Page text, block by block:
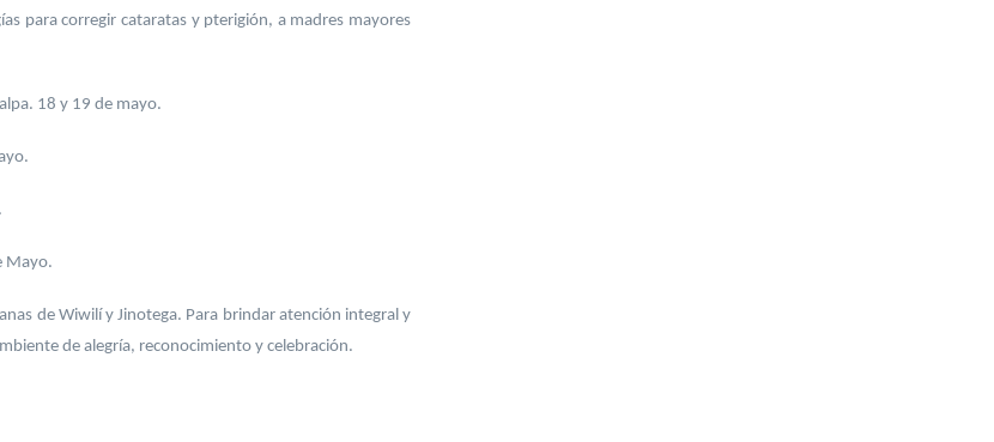
para corregir cataratas y pterigión, a madres mayores
18 y 19 de mayo.
Mayo.
de Wiwilí y Jinotega. Para brindar atención integral y
de alegría, reconocimiento y celebración.